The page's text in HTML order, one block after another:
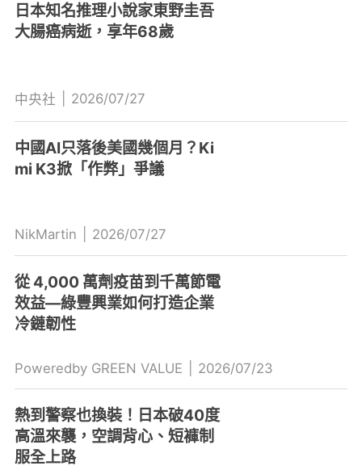
日本知名推理小說家東野圭吾
大腸癌病逝，享年68歲
中央社 2026/07/27
中國AI只落後美國幾個月？Ki
mi K3掀「作弊」爭議
NikMartin 2026/07/27
從 4,000 萬劑疫苗到千萬節電
效益—綠豐興業如何打造企業
冷鏈韌性
Poweredby GREEN VALUE 2026/07/23
熱到警察也換裝！日本破40度
高溫來襲，空調背心、短褲制
服全上路